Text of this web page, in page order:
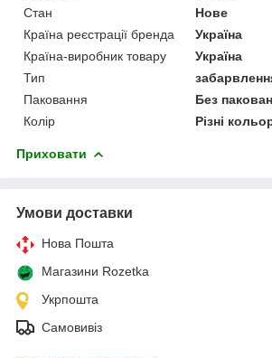
Стан
Нове
Країна реєстрації бренда
Україна
Країна-виробник товару
Україна
Тип
Паковання
Без
Колір
Різні
Приховати
Умови доставки
Нова Пошта
Магазини Rozetka
Укрпошта
Самовивіз